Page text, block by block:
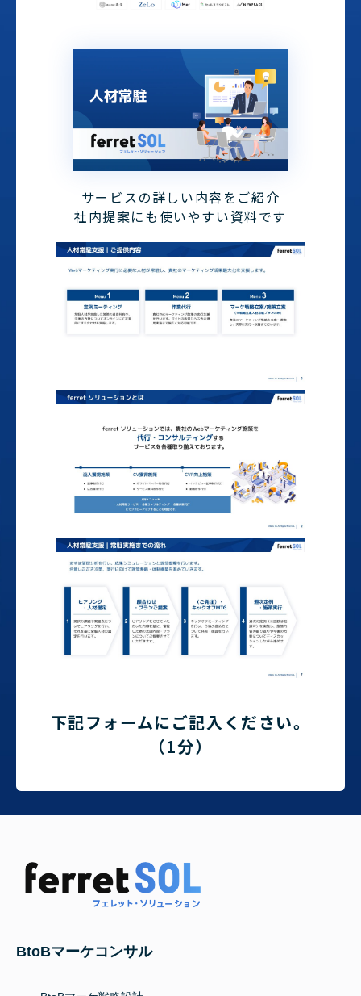
サービスの詳しい内容をご紹介
社内提案にも使いやすい資料です
下記フォームにご記入ください。
（1分）
BtoBマーケコンサル